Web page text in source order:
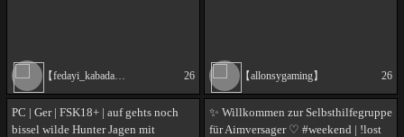
【fedayi_kabadayi】 26 【allonsygaming】 26
PC | Ger | FSK18+ | auf gehts noch
bissel wilde Hunter Jagen mit
✨ Willkommen zur Selbsthilfegruppe
für Aimversager ♡ #weekend | !lost